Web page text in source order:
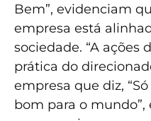
Bem”, evidenciam
empresa está
sociedade. “A ações
prática do
empresa que diz,
bom para o mundo”,